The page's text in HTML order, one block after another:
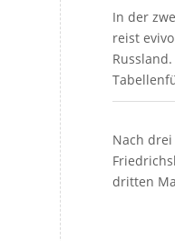
In der
reist
Nach
dritten